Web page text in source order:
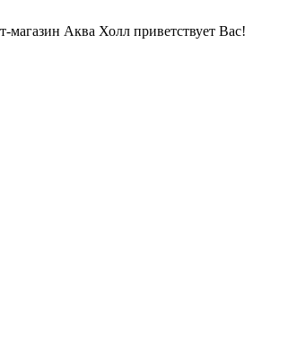
магазин Аква Холл приветствует Вас!